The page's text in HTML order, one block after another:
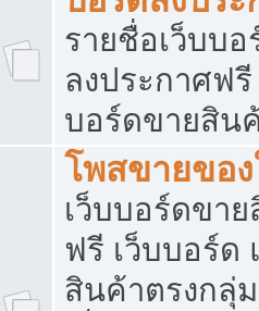
รายชื่อเว็บบ
ลงประกาศฟรี
บอร์ดขายสิน
โพสขายขอ
เว็บบอร์ดขา
ฟรี เว็บบอร์ด
สินค้าตรงกลุ่